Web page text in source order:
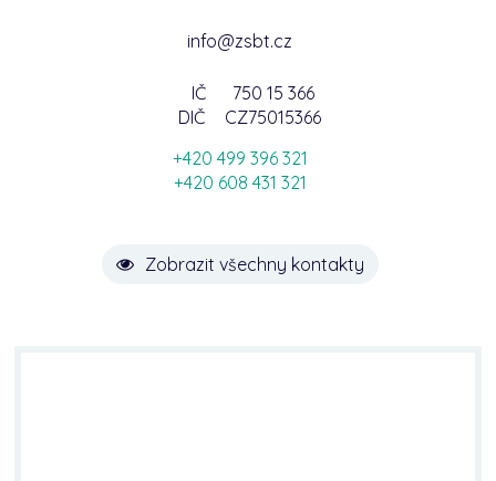
info@zsbt.cz
IČ
750 15 366
DIČ
CZ75015366
+420 499 396 321
+420 608 431 321
Zobrazit všechny kontakty